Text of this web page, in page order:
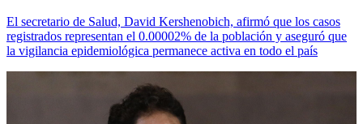
El secretario de Salud, David Kershenobich, afirmó que los casos
registrados representan el 0.00002% de la población y aseguró que
la vigilancia epidemiológica permanece activa en todo el país